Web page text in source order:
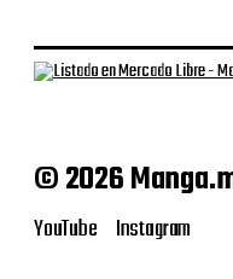
© 2026
YouTube Instagram